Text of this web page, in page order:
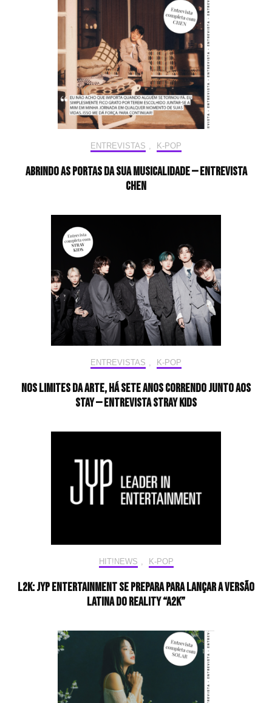
ENTREVISTAS K-POP
Abrindo as portas da sua musicalidade — Entrevista
CHEN
ENTREVISTAS K-POP
Nos limites da arte, há sete anos correndo junto aos
STAY — Entrevista Stray Kids
HIT!NEWS , K-POP
L2K: JYP Entertainment se prepara para lançar a versão
latina do reality “A2K”